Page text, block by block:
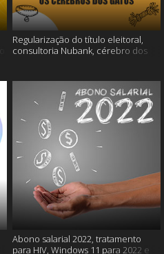
Regularização do título eleitoral,
consultoria Nubank, cérebro dos
Abono salarial 2022, tratamento
para HIV, Windows 11 para 2022 e